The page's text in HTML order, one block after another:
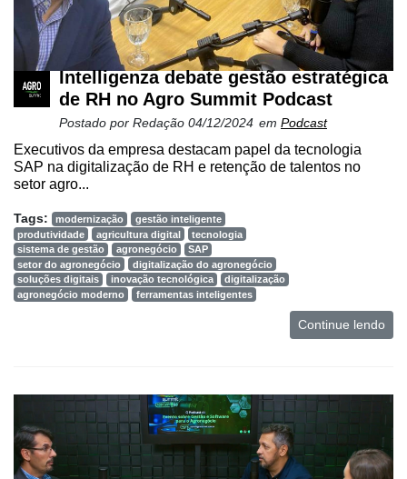
Análise
Commerce
Informatização
Agricultura
Vertical
Empresarial
Tecnologia
para
Recursos
Netrin
Néctar
Intelligenza debate gestão estratégica
de RH no Agro Summit Podcast
Postado por Redação 04/12/2024 em Podcast
Executivos da empresa destacam papel da tecnologia
SAP na digitalização de RH e retenção de talentos no
setor agro...
Tags: modernização
gestão inteligente
produtividade
agricultura digital
tecnologia
sistema de gestão
agronegócio
SAP
setor do agronegócio
digitalização do agronegócio
soluções digitais
inovação tecnológica
digitalização
agronegócio moderno
ferramentas inteligentes
Continue lendo